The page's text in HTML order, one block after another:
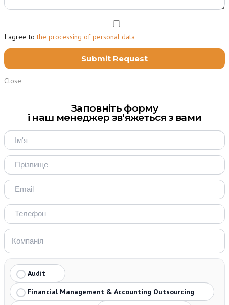
I agree tothe processing of personal data
Close
Заповніть форму
і наш менеджер зв'яжеться з вами
Audit
Financial Management & Accounting Outsourcing